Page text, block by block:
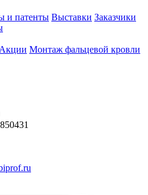
и патенты Выставки Заказчики
Акции Монтаж фальцевой кровли